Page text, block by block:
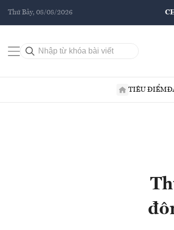
Thứ Bảy, 08/08/2026
TIÊU ĐIỂM